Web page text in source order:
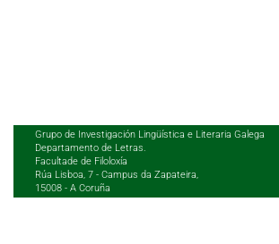
Grupo de Investigación Lingüística e Literaria Galega
Departamento de Letras.
Facultade de Filoloxía
Rúa Lisboa, 7 - Campus da Zapateira,
15008 - A Coruña